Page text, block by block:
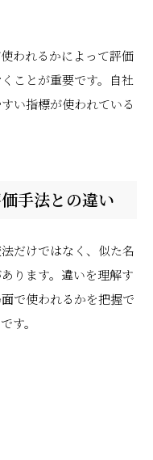
われるかによって評価
ことが重要です。自社
い指標が使われている
手法との違い
だけではなく、似た名
ります。違いを理解す
で使われるかを把握で
す。